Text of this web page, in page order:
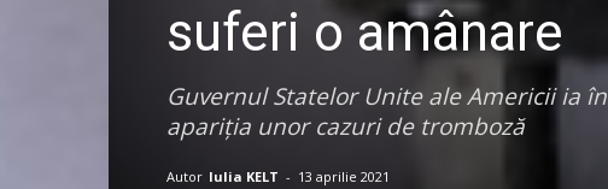
suferi o amânare
Guvernul Statelor Unite ale Americii ia
apariția unor cazuri de tromboză
Autor Iulia KELT - 13 aprilie 2021